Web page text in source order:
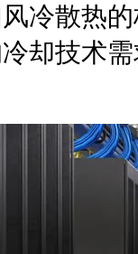
冷散热
却技术